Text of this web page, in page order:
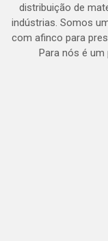
distribuição de
indústrias. Somos
com afinco para
Para nós é